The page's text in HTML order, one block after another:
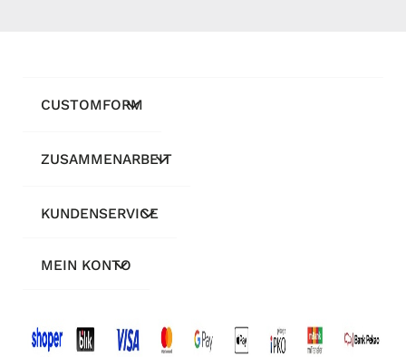
CUSTOMFORM
ZUSAMMENARBEIT
KUNDENSERVICE
MEIN KONTO